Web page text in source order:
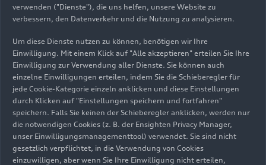
Der Antrieb: elektrisierend
und emissionsfrei
Während sich die angehenden Karosserie- und
Lack-Fachleute um das Chassis und die Außenhaut
des Klassikers kümmerten, nahmen sich die
künftigen Kfz-Mechatroniker Antrieb, Batterie
und Fahrwerk an.
Im Heck des „Prinzen“, wo früher ein
verwenden ("Dienste"), die uns helfen, unsere Website zu
verbessern, den Datenverkehr und die Nutzung zu analysieren.
Um diese Dienste nutzen zu können, benötigen wir Ihre
Einwilligung. Mit einem Klick auf "Alle akzeptieren" erteilen Sie Ihre
Einwilligung zur Verwendung aller Dienste. Sie können auch
einzelne Einwilligungen erteilen, indem Sie die Schieberegler für
jede Cookie-Kategorie einzeln anklicken und diese Einstellungen
durch Klicken auf "Einstellungen speichern und fortfahren"
speichern. Falls Sie keinen der Schieberegler anklicken, werden nur
die notwendigen Cookies (z. B. der Ensighten Privacy Manager,
unser Einwilligungsmanagementtool) verwendet. Sie sind nicht
gesetzlich verpflichtet, in die Verwendung von Cookies
einzuwilligen, aber wenn Sie Ihre Einwilligung nicht erteilen,